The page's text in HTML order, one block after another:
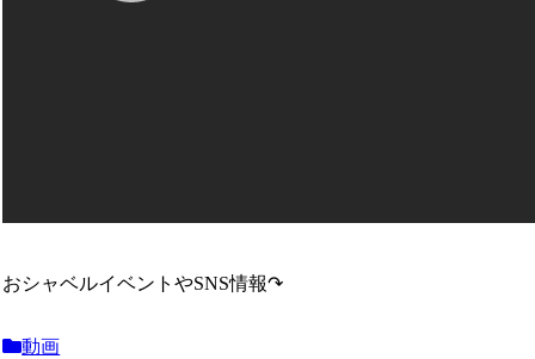
おシャベルイベントやSNS情報↷
動画